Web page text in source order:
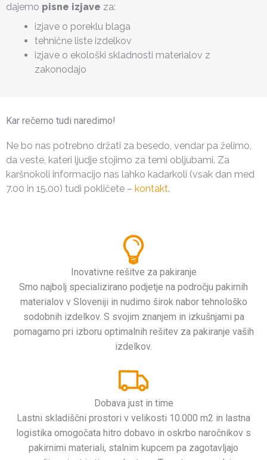
dajemo pisne izjave za:
izjave o poreklu blaga
tehnične liste izdelkov
izjave o ekološki skladnosti materialov z
zakonodajo
Kar rečemo tudi naredimo!
Ne bo nas potrebno držati za besedo, vendar pa želimo,
da veste, kateri ljudje stojimo za temi obljubami. Za
karšnokoli informacijo nas lahko kadarkoli (vsak dan med
7.00 in 15.00) tudi pokličete – kontakt.
Inovativne rešitve za pakiranje
Smo najbolj specializirano podjetje na področju pakirnih
materialov v Sloveniji in nudimo širok nabor tehnološko
sodobnih izdelkov. S svojim znanjem in izkušnjami pa
pomagamo pri izboru optimalnih rešitev za pakiranje vaših
izdelkov.
Dobava just in time
Lastni skladiščni prostori v velikosti 10.000 m2 in lastna
logistika omogočata hitro dobavo in oskrbo naročnikov s
pakirnimi materiali, stalnim kupcem pa zagotavljajo